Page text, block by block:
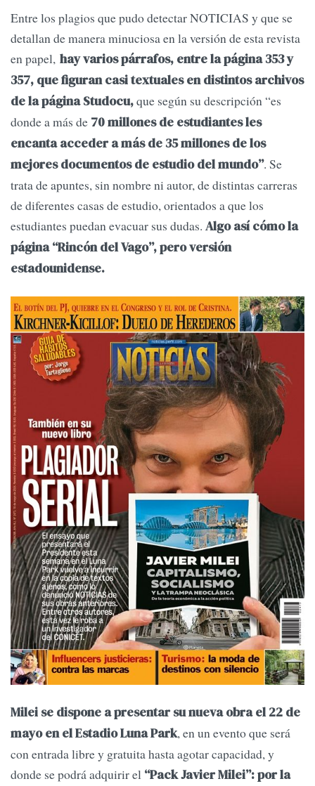
Entre los plagios que pudo detectar NOTICIAS y que se
detallan de manera minuciosa en la versión de esta revista
en papel, hay varios párrafos, entre la página 353 y
357, que figuran casi textuales en distintos archivos
de la página Studocu,que según su descripción “es
donde a más de 70 millones de estudiantes les
encanta acceder a más de 35 millones de los
mejores documentos de estudio del mundo”. Se
trata de apuntes, sin nombre ni autor, de distintas carreras
de diferentes casas de estudio, orientados a que los
estudiantes puedan evacuar sus dudas. Algo así cómo la
página “Rincón del Vago”, pero versión
estadounidense.
Milei se dispone a presentar su nueva obra el 22 de
mayo en el Estadio Luna Park, en un evento que será
con entrada libre y gratuita hasta agotar capacidad, y
donde se podrá adquirir el “Pack Javier Milei”: por la